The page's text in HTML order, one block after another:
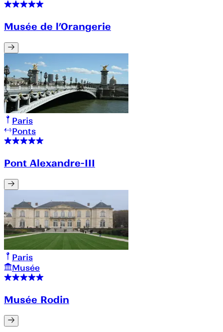
Musée de l’Orangerie
Paris
Ponts
Pont Alexandre-III
Paris
Musée
Musée Rodin